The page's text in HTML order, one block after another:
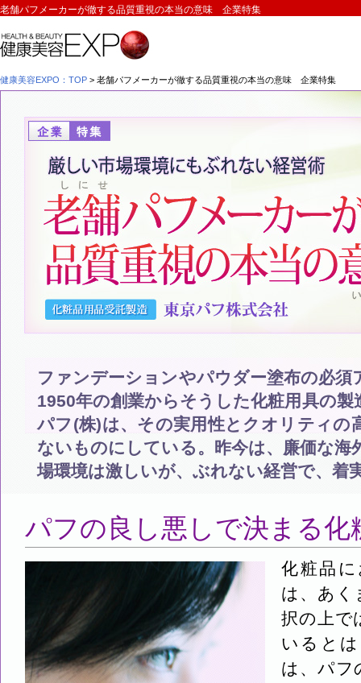
老舗パフメーカーが徹する品質重視の本当の意味 企業特集
健康美容EXPO：TOP > 老舗パフメーカーが徹する品質重視の本当の意味 企業特集
企業特集 情報提供：東京パフ株式会社
老舗パフメーカーが徹する品質重視の本当の意味
ファンデーションやパウダー塗布の必須
1950年の創業からそうした化粧用具の
パフ(株)は、その実用性とクオリティの
ないものにしている。昨今は、廉価な海
場環境は激しいが、ぶれない経営で、着
パフの良し悪しで決まる化
化粧品
は、あく
択の上で
いると
は、パフ